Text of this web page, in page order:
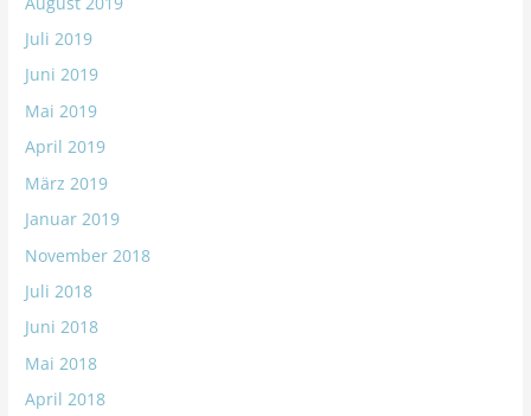
Juli 2019
Juni 2019
Mai 2019
April 2019
März 2019
Januar 2019
November 2018
Juli 2018
Juni 2018
Mai 2018
April 2018